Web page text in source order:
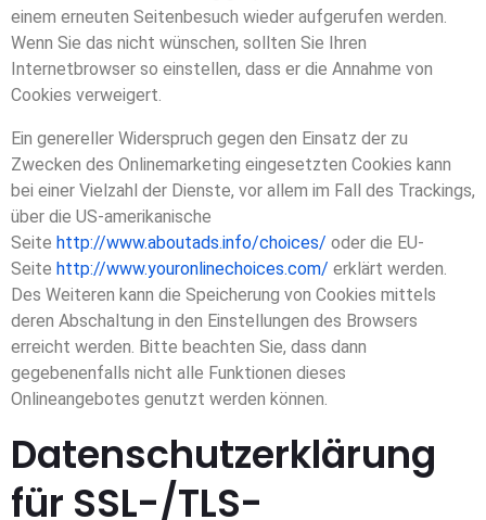
einem erneuten Seitenbesuch wieder aufgerufen werden.
Wenn Sie das nicht wünschen, sollten Sie Ihren
Internetbrowser so einstellen, dass er die Annahme von
Cookies verweigert.
Ein genereller Widerspruch gegen den Einsatz der zu
Zwecken des Onlinemarketing eingesetzten Cookies kann
bei einer Vielzahl der Dienste, vor allem im Fall des Trackings,
über die US-amerikanische
Seite http://www.aboutads.info/choices/ oder die EU-
Seite http://www.youronlinechoices.com/ erklärt werden.
Des Weiteren kann die Speicherung von Cookies mittels
deren Abschaltung in den Einstellungen des Browsers
erreicht werden. Bitte beachten Sie, dass dann
gegebenenfalls nicht alle Funktionen dieses
Onlineangebotes genutzt werden können.
Datenschutzerklärung
für SSL-/TLS-